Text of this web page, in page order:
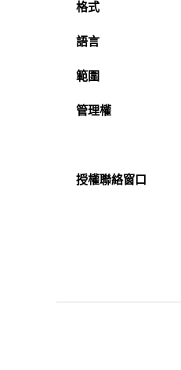
格式
語言
範圍
管理權
授權聯絡窗口